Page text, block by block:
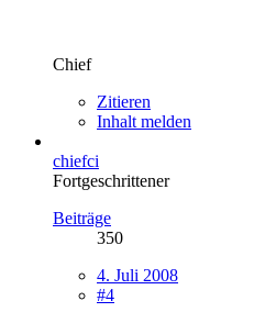
Chief
Zitieren
Inhalt melden
chiefci
Fortgeschrittener
Beiträge
350
4. Juli 2008
#4